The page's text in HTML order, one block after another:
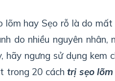
lõm hay Sẹo rỗ là do
do nhiều nguyên
hãy ngưng sử dụng kem
trong 20 cách trị sẹo